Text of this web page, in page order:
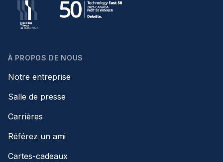
À PROPOS DE NOUS
Notre entreprise
Salle de presse
Carrières
Référez un ami
Cartes-cadeaux